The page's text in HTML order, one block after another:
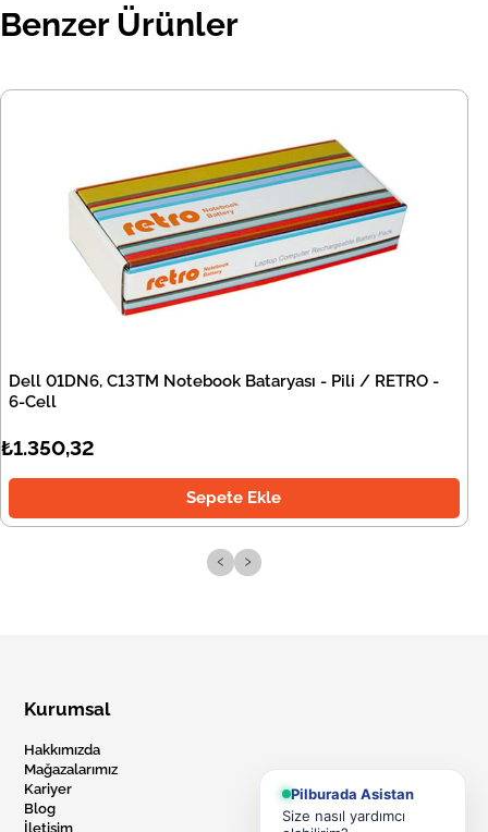
Benzer Ürünler
Dell 01DN6, C13TM Notebook Bataryası - Pili / RETRO -
6-Cell
₺1.350,32
Sepete Ekle
‹ ›
Kurumsal
Hakkımızda
Mağazalarımız
Kariyer
Blog
İletişim
Pilburada Asistan
Size nasıl yardımcı